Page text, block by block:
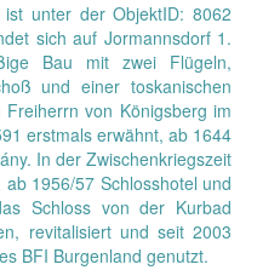
unter der ObjektID: 8062
sich auf Jormannsdorf 1.
Bau mit zwei Flügeln,
und einer toskanischen
von Königsberg im
erstmals erwähnt, ab 1644
In der Zwischenkriegszeit
1956/57 Schlosshotel und
Schloss von der Kurbad
revitalisiert und seit 2003
BFI Burgenland genutzt.